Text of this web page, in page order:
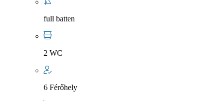
full batten
2 WC
6 Férőhely